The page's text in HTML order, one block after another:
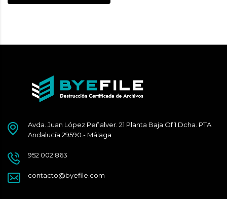
Avda. Juan López Peñalver. 21 Planta Baja Of 1 Dcha. PTA
Andalucía 29590.- Málaga
952 002 863
contacto@byefile.com